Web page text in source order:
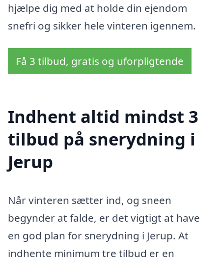
hjælpe dig med at holde din ejendom
snefri og sikker hele vinteren igennem.
Få 3 tilbud, gratis og uforpligtende
Indhent altid mindst 3
tilbud på snerydning i
Jerup
Når vinteren sætter ind, og sneen
begynder at falde, er det vigtigt at have
en god plan for snerydning i Jerup. At
indhente minimum tre tilbud er en